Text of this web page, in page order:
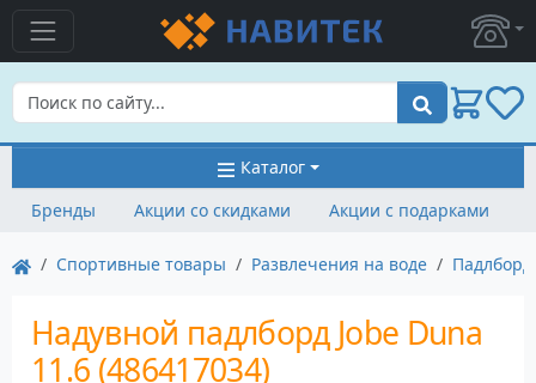
Поиск
Каталог
Бренды
Акции со скидками Акции с подарками
Cпортивные товары Развлечения на воде
Надувной падлборд Jobe Duna
11.6 (486417034)